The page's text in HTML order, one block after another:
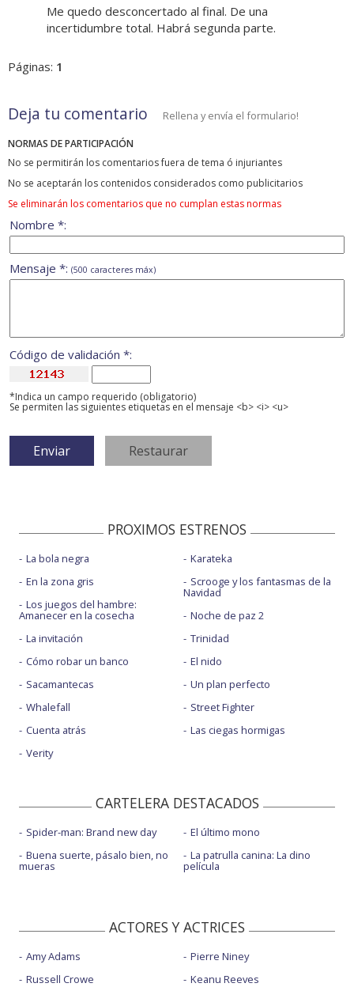
Me quedo desconcertado al final. De una
incertidumbre total. Habrá segunda parte.
Páginas: 1
Deja tu comentario Rellena y envía el formulario!
NORMAS DE PARTICIPACIÓN
No se permitirán los comentarios fuera de tema ó injuriantes
No se aceptarán los contenidos considerados como publicitarios
Se eliminarán los comentarios que no cumplan estas normas
Nombre *:
Mensaje *: (500 caracteres máx)
Código de validación *:
*Indica un campo requerido (obligatorio)
Se permiten las siguientes etiquetas en el mensaje <b> <i> <u>
PROXIMOS ESTRENOS
La bola negra
En la zona gris
Los juegos del hambre:
Amanecer en la cosecha
La invitación
Cómo robar un banco
Sacamantecas
Whalefall
Cuenta atrás
Verity
Karateka
Scrooge y los fantasmas de la
Navidad
Noche de paz 2
Trinidad
El nido
Un plan perfecto
Street Fighter
Las ciegas hormigas
CARTELERA DESTACADOS
Spider-man: Brand new day
Buena suerte, pásalo bien, no
mueras
El último mono
La patrulla canina: La dino
película
ACTORES Y ACTRICES
Amy Adams
Russell Crowe
Pierre Niney
Keanu Reeves